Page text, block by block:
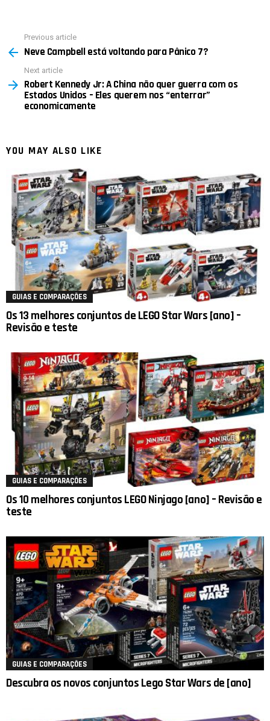
more
Previous article
Neve Campbell está voltando para Pânico 7?
Next article
Robert Kennedy Jr: A China não quer guerra com os
Estados Unidos – Eles querem nos “enterrar”
economicamente
YOU MAY ALSO LIKE
GUIAS E COMPARAÇÕES
Os 13 melhores conjuntos de LEGO Star Wars [ano] –
Revisão e teste
GUIAS E COMPARAÇÕES
Os 10 melhores conjuntos LEGO Ninjago [ano] – Revisão e
teste
GUIAS E COMPARAÇÕES
Descubra os novos conjuntos Lego Star Wars de [ano]